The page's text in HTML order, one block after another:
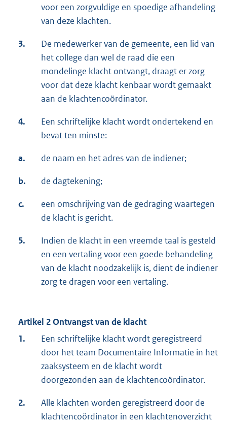
voor een zorgvuldige en spoedige afhandeling
van deze klachten.
3.
De medewerker van de gemeente, een lid van
het college dan wel de raad die een
mondelinge klacht ontvangt, draagt er zorg
voor dat deze klacht kenbaar wordt gemaakt
aan de klachtencoördinator.
4.
Een schriftelijke klacht wordt ondertekend en
bevat ten minste:
a. de naam en het adres van de indiener;
b. de dagtekening;
c.
een omschrijving van de gedraging waartegen
de klacht is gericht.
5.
Indien de klacht in een vreemde taal is gesteld
en een vertaling voor een goede behandeling
van de klacht noodzakelijk is, dient de indiener
zorg te dragen voor een vertaling.
Artikel 2 Ontvangst van de klacht
1.
Een schriftelijke klacht wordt geregistreerd
door het team Documentaire Informatie in het
zaaksysteem en de klacht wordt
doorgezonden aan de klachtencoördinator.
2.
Alle klachten worden geregistreerd door de
klachtencoördinator in een klachtenoverzicht